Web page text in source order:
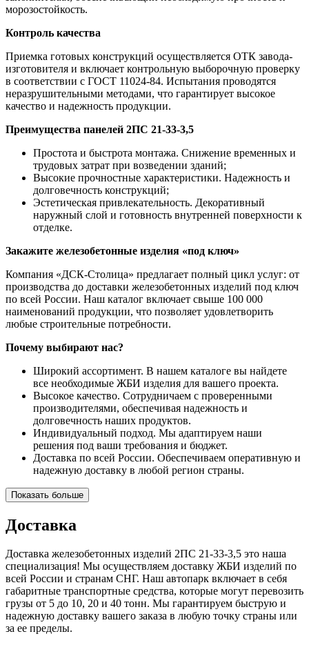
морозостойкость.
Контроль качества
Приемка готовых конструкций осуществляется ОТК завода-
изготовителя и включает контрольную выборочную проверку
в соответствии с ГОСТ 11024-84. Испытания проводятся
неразрушительными методами, что гарантирует высокое
качество и надежность продукции.
Преимущества панелей 2ПС 21-33-3,5
Простота и быстрота монтажа. Снижение временных и
трудовых затрат при возведении зданий;
Высокие прочностные характеристики. Надежность и
долговечность конструкций;
Эстетическая привлекательность. Декоративный
наружный слой и готовность внутренней поверхности к
отделке.
Закажите железобетонные изделия «под ключ»
Компания «ДСК-Столица» предлагает полный цикл услуг: от
производства до доставки железобетонных изделий под ключ
по всей России. Наш каталог включает свыше 100 000
наименований продукции, что позволяет удовлетворить
любые строительные потребности.
Почему выбирают нас?
Широкий ассортимент. В нашем каталоге вы найдете
все необходимые ЖБИ изделия для вашего проекта.
Высокое качество. Сотрудничаем с проверенными
производителями, обеспечивая надежность и
долговечность наших продуктов.
Индивидуальный подход. Мы адаптируем наши
решения под ваши требования и бюджет.
Доставка по всей России. Обеспечиваем оперативную и
надежную доставку в любой регион страны.
Показать больше
Доставка
Доставка железобетонных изделий 2ПС 21-33-3,5 это наша
специализация! Мы осуществляем доставку ЖБИ изделий по
всей России и странам СНГ. Наш автопарк включает в себя
габаритные транспортные средства, которые могут перевозить
грузы от 5 до 10, 20 и 40 тонн. Мы гарантируем быструю и
надежную доставку вашего заказа в любую точку страны или
за ее пределы.